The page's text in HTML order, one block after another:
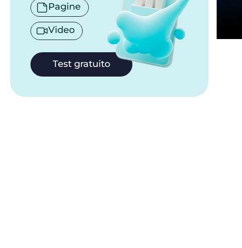
Pagine
Video
Test gratuito